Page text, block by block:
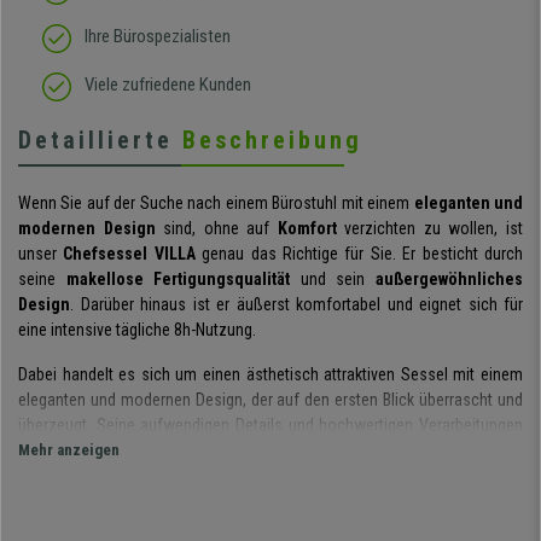
Ihre Bürospezialisten
Viele zufriedene Kunden
Detaillierte Beschreibung
Wenn Sie auf der Suche nach einem Bürostuhl mit einem eleganten und
modernen Design sind, ohne auf Komfortverzichten zu wollen, ist
unser Chefsessel VILLAgenau das Richtige für Sie. Er besticht durch
seine makellose Fertigungsqualität und seinaußergewöhnliches
Design. Darüber hinaus ist er äußerst komfortabel und eignet sich für
eine intensive tägliche 8h-Nutzung.
Dabei handelt es sich um einen ästhetisch attraktiven Sessel mit einem
eleganten und modernen Design, der auf den ersten Blick überrascht und
überzeugt. Seine aufwendigen Details und hochwertigen Verarbeitungen
sind schon auf den Fotos zu erkennen. Sie werden von Anfang an
Mehr anzeigen